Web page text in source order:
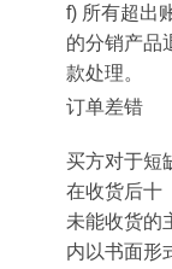
f) 所有超出
的分销产品
款处理。
订单差错
买方对于短
在收货后十
未能收货的
内以书面形